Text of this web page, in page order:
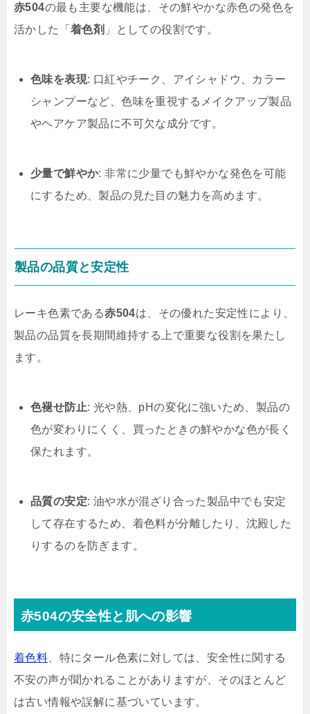
赤504の最も主要な機能は、その鮮やかな赤色の発色を
活かした「 着色剤 」としての役割です。
色味を表現: 口紅やチーク、アイシャドウ、カラー
シャンプーなど、色味を重視するメイクアップ製品
やヘアケア製品に不可欠な成分です。
少量で鮮やか: 非常に少量でも鮮やかな発色を可能
にするため、製品の見た目の魅力を高めます。
製品の品質と安定性
レーキ色素である赤504は、その優れた安定性により、
製品の品質を長期間維持する上で重要な役割を果たし
ます。
色褪せ防止: 光や熱、pHの変化に強いため、製品の
色が変わりにくく、買ったときの鮮やかな色が長く
保たれます。
品質の安定: 油や水が混ざり合った製品中でも安定
して存在するため、着色料が分離したり、沈殿した
りするのを防ぎます。
赤504の安全性と肌への影響
着色料 、特にタール色素に対しては、安全性に関する
不安の声が聞かれることがありますが、そのほとんど
は古い情報や誤解に基づいています。